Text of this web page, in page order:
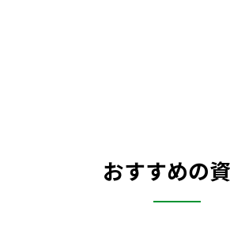
おすすめの